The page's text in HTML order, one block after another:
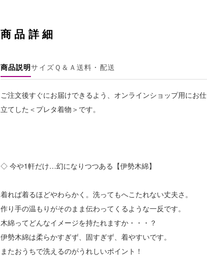
商品詳細
商品説明サイズ Ｑ＆Ａ送料・配送
ご注文後すぐにお届けできるよう、オンラインショップ用にお仕
立てした＜プレタ着物＞です。
◇ 今や1軒だけ…幻になりつつある【伊勢木綿】
着れば着るほどやわらかく。洗ってもへこたれない丈夫さ。
作り手の温もりがそのまま伝わってくるような一反です。
木綿ってどんなイメージを持たれますか・・・？
伊勢木綿は柔らかすぎず、固すぎず、着やすいです。
またおうちで洗えるのがうれしいポイント！